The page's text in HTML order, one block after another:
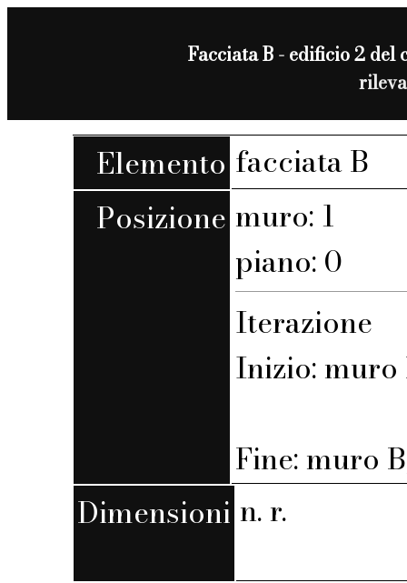
Facciata B - edificio 2 del
Elemento facciata B
Posizione muro: 1
piano: 0
Iterazione
Inizio: muro
Fine: muro
Dimensioni n. r.